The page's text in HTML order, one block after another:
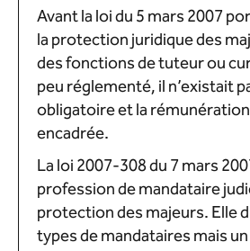
Avant la loi du 5 mars 2007
la protection juridique des
des fonctions de tuteur ou
peu réglementé, il n’existait
obligatoire et la
encadrée.
La loi 2007-308 du 7 mars
profession de mandataire
protection des majeurs. Elle
types de mandataires mais